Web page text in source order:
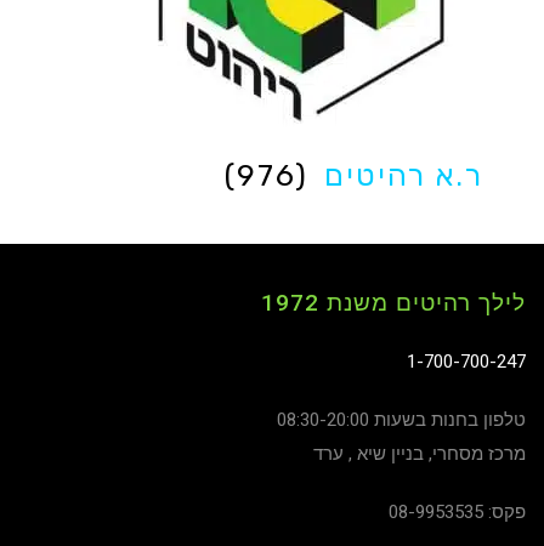
ר.א רהיטים (976)
לילך רהיטים משנת 1972
1-700-700-247
טלפון בחנות בשעות 08:30-20:00
מרכז מסחרי, בניין שיא , ערד
פקס: 08-9953535